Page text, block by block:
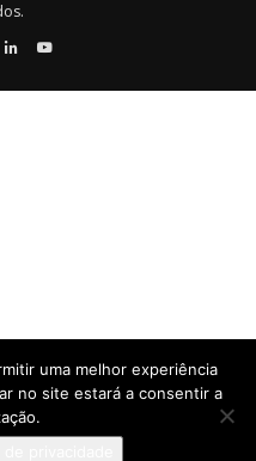
uma melhor experiência
no site estará a consentir a